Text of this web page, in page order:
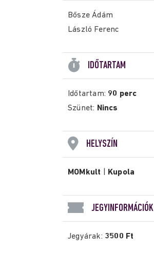
Bősze Ádám
László Ferenc
IDŐTARTAM
Időtartam: 90 perc
Szünet: Nincs
HELYSZÍN
MOMkult Kupola
JEGYINFORMÁCIÓK
Jegyárak: 3500 Ft